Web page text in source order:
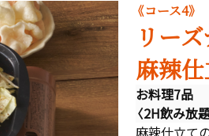
《コース4》
リー
麻辣
お料理7品
〈2H飲み放
麻辣仕立て